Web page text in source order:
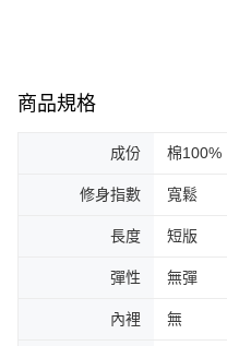
商品規格
成份 棉100%
修身指數 寬鬆
長度 短版
彈性 無彈
內裡 無